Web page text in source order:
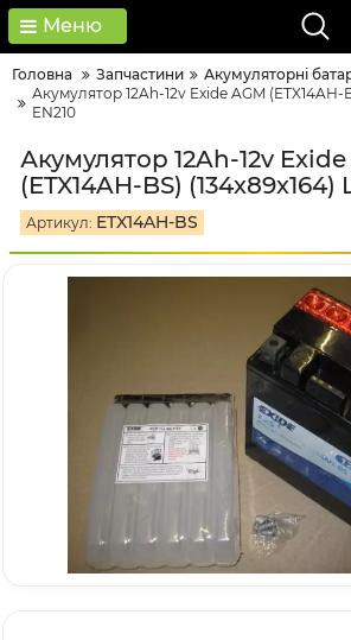
Меню
Головна Запчастини
Акумуляторні
Акумулятор 12Ah-12v Exide AGM (ETX14AH-
EN210
Акумулятор 12Ah-12v Exide
(ETX14AH-BS) (134х89х164)
Артикул: ETX14AH-BS